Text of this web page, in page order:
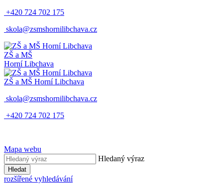
+420 724 702 175
skola@zsmshornilibchava.cz
ZŠ a MŠ
Horní Libchava
ZŠ a MŠ Horní Libchava
skola@zsmshornilibchava.cz
+420 724 702 175
Mapa webu
Hledaný výraz
Hledat
rozšířené vyhledávání